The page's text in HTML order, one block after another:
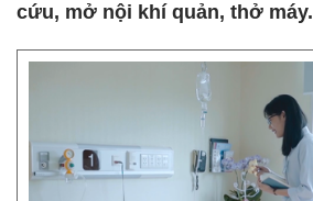
cứu, mở nội khí quản, thở máy.